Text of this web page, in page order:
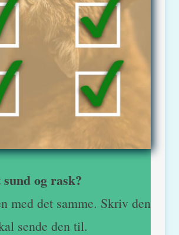
og rask?
med det samme. Skriv den
sende den til.